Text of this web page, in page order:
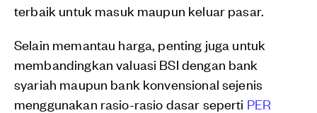
terbaik untuk masuk maupun keluar pasar.
Selain memantau harga, penting juga untuk
membandingkan valuasi BSI dengan bank
syariah maupun bank konvensional sejenis
menggunakan rasio-rasio dasar seperti PER